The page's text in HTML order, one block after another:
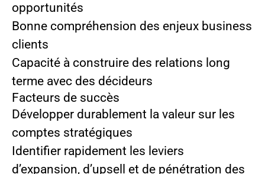
opportunités
Bonne compréhension des enjeux business
clients
Capacité à construire des relations long
terme avec des décideurs
Facteurs de succès
Développer durablement la valeur sur les
comptes stratégiques
Identifier rapidement les leviers
d’expansion, d’upsell et de pénétration des